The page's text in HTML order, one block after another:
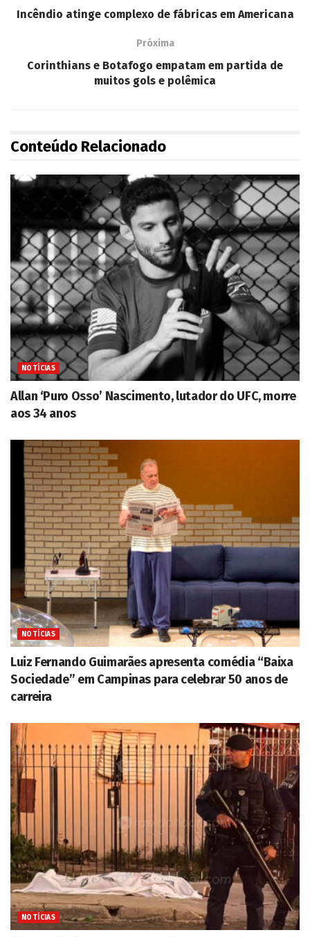
Incêndio atinge complexo de fábricas em Americana
Próxima
Corinthians e Botafogo empatam em partida de
muitos gols e polêmica
Conteúdo Relacionado
NOTÍCIAS
Allan ‘Puro Osso’ Nascimento, lutador do UFC, morre
aos 34 anos
NOTÍCIAS
Luiz Fernando Guimarães apresenta comédia “Baixa
Sociedade” em Campinas para celebrar 50 anos de
carreira
NOTÍCIAS